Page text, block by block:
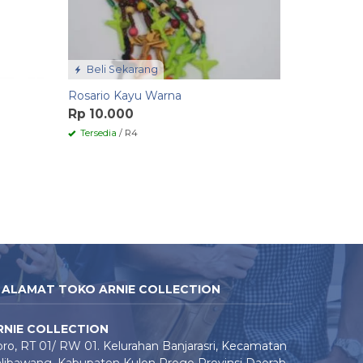
Beli Sekarang
Rosario Kayu Warna
Rp 10.000
Tersedia / R4
ALAMAT TOKO ARNIE COLLECTION
COLLECTION
RT 01/ RW 01. Kelurahan Banjarasri, Kecamatan